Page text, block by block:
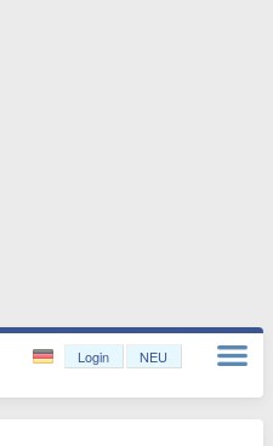
Login NEU